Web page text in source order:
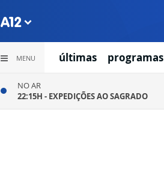
MENU últimas programas
NO AR
22:15H - EXPEDIÇÕES AO SAGRADO